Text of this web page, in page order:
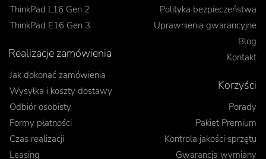
ThinkPad L16 Gen 2
ThinkPad E16 Gen 3
Polityka bezpieczeństwa
Uprawnienia gwarancyjne
Blog
Kontakt
Realizacje zamówienia
Jak dokonać zamówienia
Wysyłka i koszty dostawy
Odbiór osobisty
Formy płatności
Czas realizacji
Leasing
Korzyści
Porady
Pakiet Premium
Kontrola jakości sprzętu
Gwarancja wymiany